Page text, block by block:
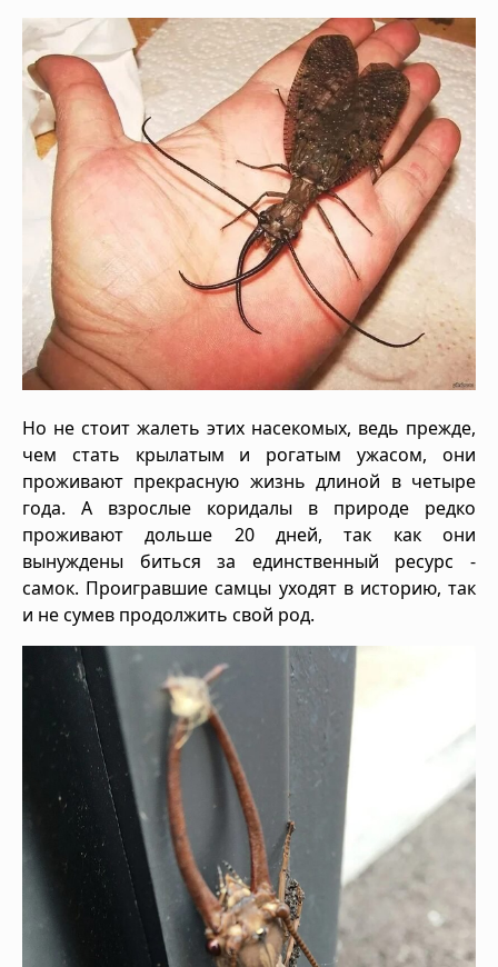
Но не стоит жалеть этих насекомых, ведь прежде,
чем стать крылатым и рогатым ужасом, они
проживают прекрасную жизнь длиной в четыре
года. А взрослые коридалы в природе редко
проживают дольше 20 дней, так как они
вынуждены биться за единственный ресурс -
самок. Проигравшие самцы уходят в историю, так
и не сумев продолжить свой род.